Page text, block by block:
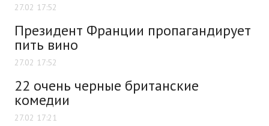
27.02 17:52
Президент Франции пропагандирует
пить вино
27.02 17:52
22 очень черные британские
комедии
27.02 17:21